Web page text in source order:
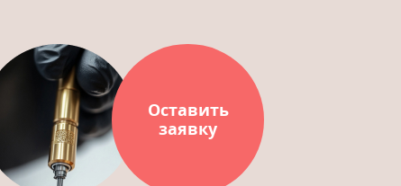
Оставить
заявку